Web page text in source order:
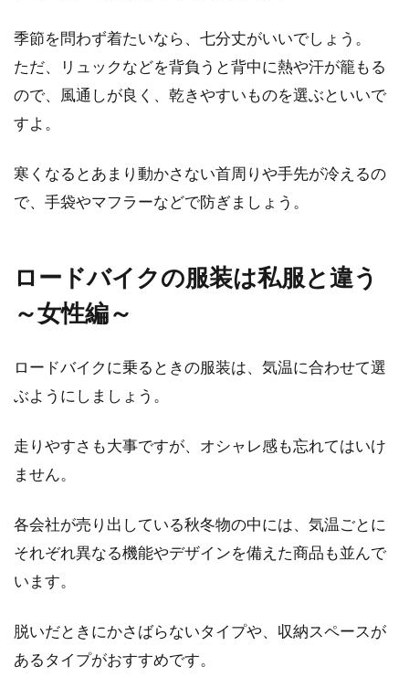
季節を問わず着たいなら、七分丈がいいでしょう。
ただ、リュックなどを背負うと背中に熱や汗が籠もる
ので、風通しが良く、乾きやすいものを選ぶといいで
すよ。
寒くなるとあまり動かさない首周りや手先が冷えるの
で、手袋やマフラーなどで防ぎましょう。
ロードバイクの服装は私服と違う
～女性編～
ロードバイクに乗るときの服装は、気温に合わせて選
ぶようにしましょう。
走りやすさも大事ですが、オシャレ感も忘れてはいけ
ません。
各会社が売り出している秋冬物の中には、気温ごとに
それぞれ異なる機能やデザインを備えた商品も並んで
います。
脱いだときにかさばらないタイプや、収納スペースが
あるタイプがおすすめです。